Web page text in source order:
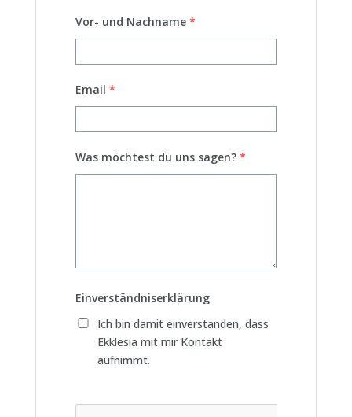
Vor- und Nachname *
Email *
Was möchtest du uns sagen? *
Einverständniserklärung
Ich bin damit einverstanden, dass
Ekklesia mit mir Kontakt
aufnimmt.